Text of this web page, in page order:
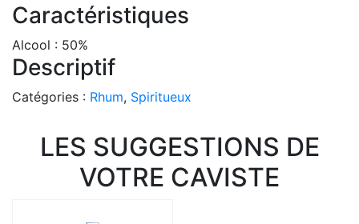
Caractéristiques
Alcool : 50%
Descriptif
Catégories : Rhum, Spiritueux
LES SUGGESTIONS DE
VOTRE CAVISTE